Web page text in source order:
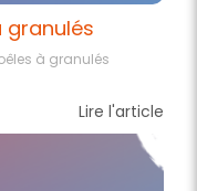
granulés
à granulés
Lire l'article